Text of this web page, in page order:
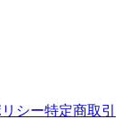
シー特定商取引